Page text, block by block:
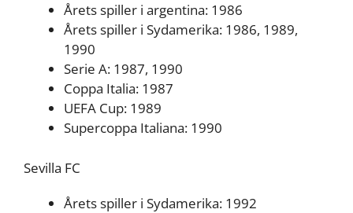
Årets spiller i argentina: 1986
Årets spiller i Sydamerika: 1986, 1989,
1990
Serie A: 1987, 1990
Coppa Italia: 1987
UEFA Cup: 1989
Supercoppa Italiana: 1990
Sevilla FC
Årets spiller i Sydamerika: 1992